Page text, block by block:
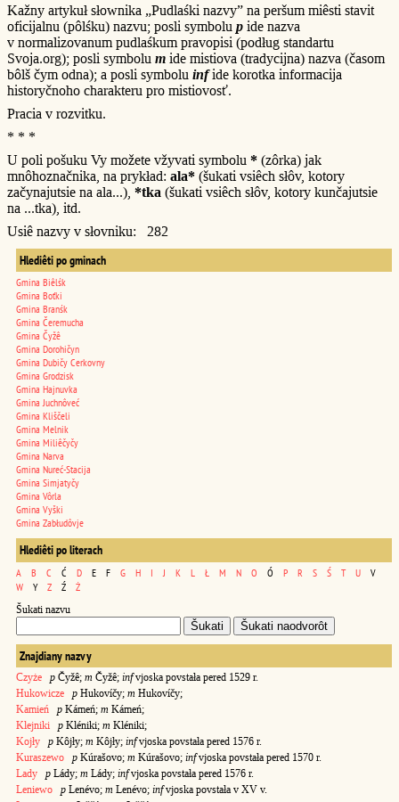
Kažny artykuł słownika „Pudlaśki nazvy” na peršum miêsti stavit
oficijalnu (pôlśku) nazvu; posli symbolu p ide nazva
v normalizovanum pudlaśkum pravopisi (podług standartu
Svoja.org); posli symbolu m ide mistiova (tradycijna) nazva (časom
bôlš čym odna); a posli symbolu infide korotka informacija
historyčnoho charakteru pro mistiovosť.
Pracia v rozvitku.
* * *
U poli pošuku Vy možete vžyvati symbolu * (zôrka) jak
mnôhoznačnika, na prykład: ala* (šukati vsiêch słôv, kotory
začynajutsie na ala...), *tka (šukati vsiêch słôv, kotory kunčajutsie
na ...tka), itd.
Usiê nazvy v słovniku: 282
Hlediêti po gminach
Gmina Biêlśk
Gmina Boťki
Gmina Branśk
Gmina Čeremucha
Gmina Čyžê
Gmina Dorohičyn
Gmina Dubičy Cerkovny
Gmina Grodzisk
Gmina Hajnuvka
Gmina Juchnôveć
Gmina Kliščeli
Gmina Melnik
Gmina Miliêčyčy
Gmina Narva
Gmina Nureć-Stacija
Gmina Simjatyčy
Gmina Vôrla
Gmina Vyški
Gmina Zabłudôvje
Hlediêti po literach
A B C Ć D E F G H I J K L Ł M N O Ó P R S Ś T U
V
W
Y Z Ź Ż
Šukati nazvu
Znajdiany nazvy
Czyże p Čyžê; m Čyžê; infvjoska povstała pered 1529 r.
Hukowicze
p Hukovíčy; m Hukovíčy;
Kamień
p Kámeń; m Kámeń;
Klejniki
p Kléniki; m Kléniki;
Kojły
p Kôjły; m Kôjły; infvjoska povstała pered 1576 r.
Kuraszewo
p Kúrašovo; m Kúrašovo; infvjoska povstała pered 1570 r.
Lady
p Lády; m Lády; infvjoska povstała pered 1576 r.
Leniewo
p Lenévo; m Lenévo; infvjoska povstała v XV v.